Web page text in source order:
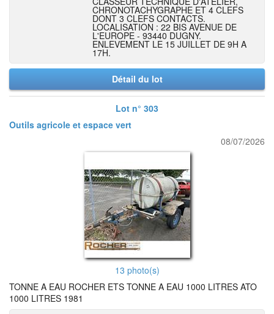
CHRONOTACHYGRAPHE ET 4 CLEFS
DONT 3 CLEFS CONTACTS.
LOCALISATION : 22 BIS AVENUE DE
L'EUROPE - 93440 DUGNY.
ENLEVEMENT LE 15 JUILLET DE 9H A
17H.
Détail du lot
Lot n° 303
Outils agricole et espace vert
08/07/2026
13 photo(s)
TONNE A EAU ROCHER ETS TONNE A EAU 1000 LITRES ATO
1000 LITRES 1981